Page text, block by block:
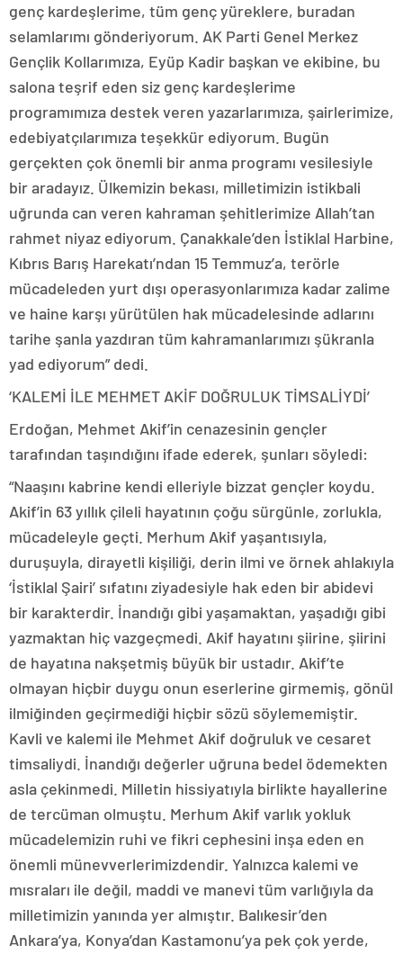
genç kardeşlerime, tüm genç yüreklere, buradan
selamlarımı gönderiyorum. AK Parti Genel Merkez
Gençlik Kollarımıza, Eyüp Kadir başkan ve ekibine, bu
salona teşrif eden siz genç kardeşlerime
programımıza destek veren yazarlarımıza, şairlerimize,
edebiyatçılarımıza teşekkür ediyorum. Bugün
gerçekten çok önemli bir anma programı vesilesiyle
bir aradayız. Ülkemizin bekası, milletimizin istikbali
uğrunda can veren kahraman şehitlerimize Allah’tan
rahmet niyaz ediyorum. Çanakkale’den İstiklal Harbine,
Kıbrıs Barış Harekatı’ndan 15 Temmuz’a, terörle
mücadeleden yurt dışı operasyonlarımıza kadar zalime
ve haine karşı yürütülen hak mücadelesinde adlarını
tarihe şanla yazdıran tüm kahramanlarımızı şükranla
yad ediyorum” dedi.
‘KALEMİ İLE MEHMET AKİF DOĞRULUK TİMSALİYDİ’
Erdoğan, Mehmet Akif’in cenazesinin gençler
tarafından taşındığını ifade ederek, şunları söyledi:
“Naaşını kabrine kendi elleriyle bizzat gençler koydu.
Akif’in 63 yıllık çileli hayatının çoğu sürgünle, zorlukla,
mücadeleyle geçti. Merhum Akif yaşantısıyla,
duruşuyla, dirayetli kişiliği, derin ilmi ve örnek ahlakıyla
‘İstiklal Şairi’ sıfatını ziyadesiyle hak eden bir abidevi
bir karakterdir. İnandığı gibi yaşamaktan, yaşadığı gibi
yazmaktan hiç vazgeçmedi. Akif hayatını şiirine, şiirini
de hayatına nakşetmiş büyük bir ustadır. Akif’te
olmayan hiçbir duygu onun eserlerine girmemiş, gönül
ilmiğinden geçirmediği hiçbir sözü söylememiştir.
Kavli ve kalemi ile Mehmet Akif doğruluk ve cesaret
timsaliydi. İnandığı değerler uğruna bedel ödemekten
asla çekinmedi. Milletin hissiyatıyla birlikte hayallerine
de tercüman olmuştu. Merhum Akif varlık yokluk
mücadelemizin ruhi ve fikri cephesini inşa eden en
önemli münevverlerimizdendir. Yalnızca kalemi ve
mısraları ile değil, maddi ve manevi tüm varlığıyla da
milletimizin yanında yer almıştır. Balıkesir’den
Ankara’ya, Konya’dan Kastamonu’ya pek çok yerde,